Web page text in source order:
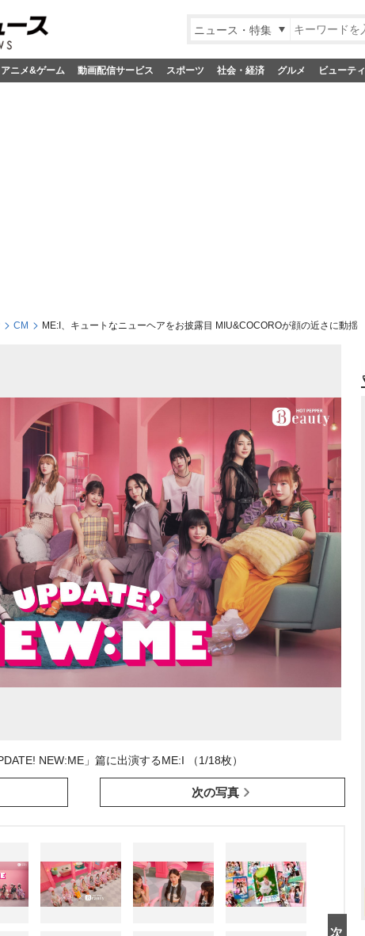
ニュース・特集
アニメ&ゲーム 動画配信サービス スポーツ 社会・経済 グルメ ビューティ
CM ME:I、キュートなニューヘアをお披露目 MIU&COCOROが顔の近さに動揺
NEW:ME」篇に出演するME:I （1/18枚）
次の写真